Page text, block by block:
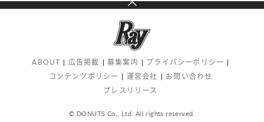
ABOUT 広告掲載 募集案内
プライバシーポリシー
コンテンツポリシー
運営会社
お問い合わせ
プレスリリース
© DONUTS Co., Ltd. All rights reserved.